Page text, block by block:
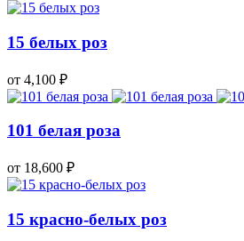
15 белых роз
от 4,100 ₽
101 белая роза
от 18,600 ₽
15 красно-белых роз